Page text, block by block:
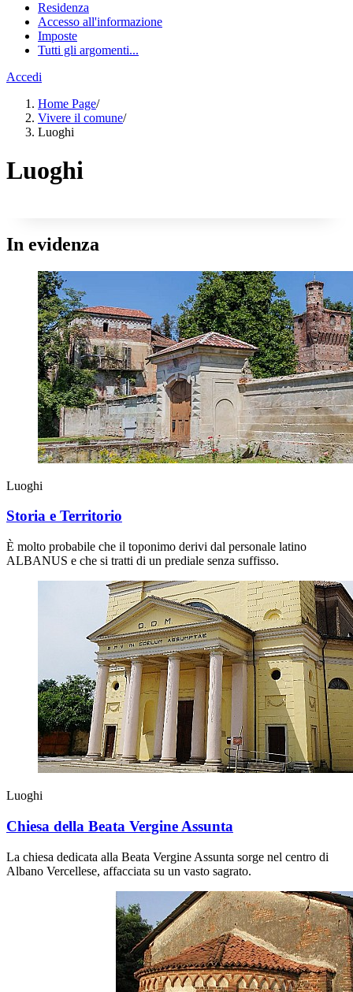
Residenza
Accesso all'informazione
Imposte
Tutti gli argomenti...
Accedi
Home Page/
Vivere il comune/
Luoghi
Luoghi
In evidenza
Luoghi
Storia e Territorio
È molto probabile che il toponimo derivi dal personale latino
ALBANUS e che si tratti di un prediale senza suffisso.
Luoghi
Chiesa della Beata Vergine Assunta
La chiesa dedicata alla Beata Vergine Assunta sorge nel centro di
Albano Vercellese, affacciata su un vasto sagrato.